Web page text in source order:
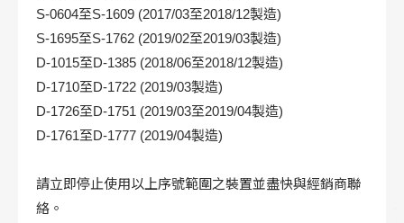
S-0604至S-1609 (2017/03至2018/12製造)
S-1695至S-1762 (2019/02至2019/03製造)
D-1015至D-1385 (2018/06至2018/12製造)
D-1710至D-1722 (2019/03製造)
D-1726至D-1751 (2019/03至2019/04製造)
D-1761至D-1777 (2019/04製造)
請立即停止使用以上序號範圍之裝置並盡快與經銷商聯
絡。